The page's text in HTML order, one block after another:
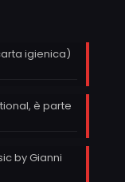
igienica)
è parte
by Gianni